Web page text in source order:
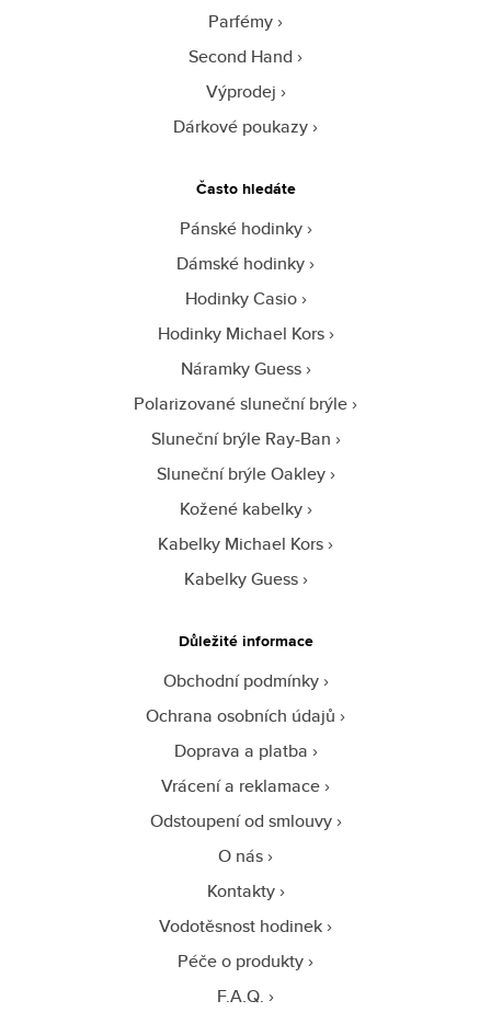
Parfémy
Second Hand
Výprodej
Dárkové poukazy
Často hledáte
Pánské hodinky
Dámské hodinky
Hodinky Casio
Hodinky Michael Kors
Náramky Guess
Polarizované sluneční brýle
Sluneční brýle Ray-Ban
Sluneční brýle Oakley
Kožené kabelky
Kabelky Michael Kors
Kabelky Guess
Důležité informace
Obchodní podmínky
Ochrana osobních údajů
Doprava a platba
Vrácení a reklamace
Odstoupení od smlouvy
O nás
Kontakty
Vodotěsnost hodinek
Péče o produkty
F.A.Q.